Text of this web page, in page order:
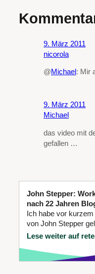
9. März 2011
nicorola
@Michael : Mir
9. März 2011
Michael
das video mit
gefallen …
John Stepper:
nach 22 Jahren
Ich habe vor
von John Stepper
Lese weiter auf